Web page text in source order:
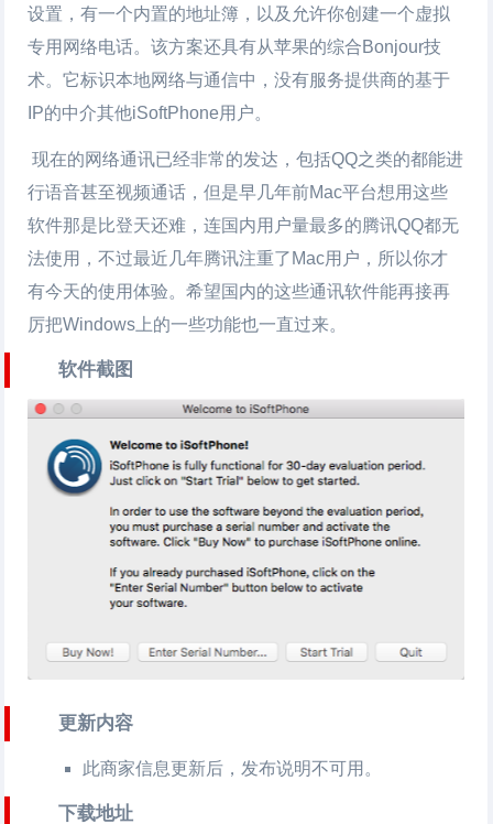
设置，有一个内置的地址簿，以及允许你创建一个虚拟
专用网络电话。该方案还具有从苹果的综合Bonjour技
术。它标识本地网络与通信中，没有服务提供商的基于
IP的中介其他iSoftPhone用户。
现在的网络通讯已经非常的发达，包括QQ之类的都能进
行语音甚至视频通话，但是早几年前Mac平台想用这些
软件那是比登天还难，连国内用户量最多的腾讯QQ都无
法使用，不过最近几年腾讯注重了Mac用户，所以你才
有今天的使用体验。希望国内的这些通讯软件能再接再
厉把Windows上的一些功能也一直过来。
软件截图
更新内容
此商家信息更新后，发布说明不可用。
下载地址